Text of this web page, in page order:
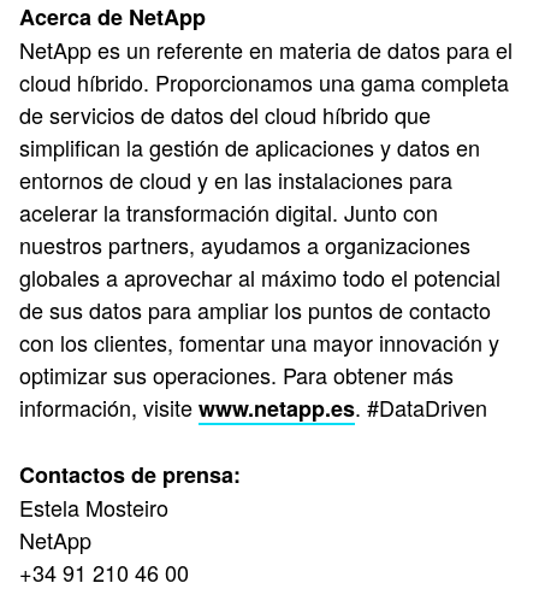
Acerca de NetApp
NetApp es un referente en materia de datos para el
cloud híbrido. Proporcionamos una gama completa
de servicios de datos del cloud híbrido que
simplifican la gestión de aplicaciones y datos en
entornos de cloud y en las instalaciones para
acelerar la transformación digital. Junto con
nuestros partners, ayudamos a organizaciones
globales a aprovechar al máximo todo el potencial
de sus datos para ampliar los puntos de contacto
con los clientes, fomentar una mayor innovación y
optimizar sus operaciones. Para obtener más
información, visitewww.netapp.es. #DataDriven
Contactos de prensa:
Estela Mosteiro
NetApp
+34 91 210 46 00